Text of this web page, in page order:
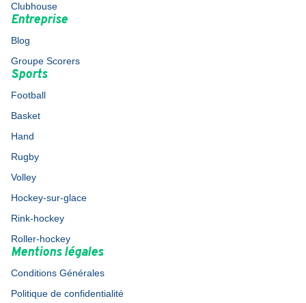
Clubhouse
Entreprise
Blog
Groupe Scorers
Sports
Football
Basket
Hand
Rugby
Volley
Hockey-sur-glace
Rink-hockey
Roller-hockey
Mentions légales
Conditions Générales
Politique de confidentialité